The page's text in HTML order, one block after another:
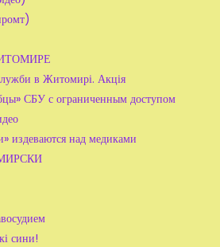
в Житомирі. Акція
СБУ с ограниченным доступом
издеваются над медиками
сини!